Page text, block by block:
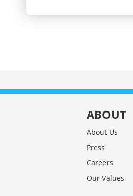
ABOUT
About Us
Press
Careers
Our Values